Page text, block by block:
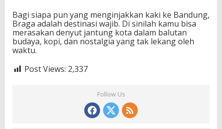
Bagi siapa pun yang menginjakkan kaki ke Bandung,
Braga adalah destinasi wajib. Di sinilah kamu bisa
merasakan denyut jantung kota dalam balutan
budaya, kopi, dan nostalgia yang tak lekang oleh
waktu.
Post Views: 2,337
Follow Us